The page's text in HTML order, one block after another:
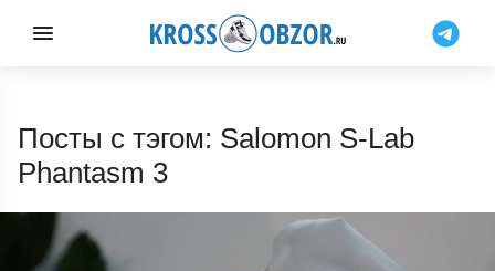
Посты с тэгом: Salomon S-Lab
Phantasm 3